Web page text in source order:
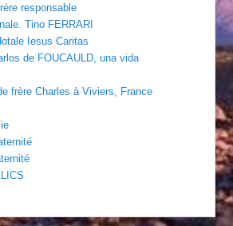
responsable
Tino FERRARI
Iesus Caritas
de FOUCAULD, una vida
frère Charles à Viviers, France